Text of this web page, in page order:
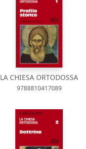
LA CHIESA ORTODOSSA
9788810417089